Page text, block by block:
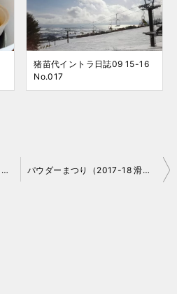
猪苗代イントラ日誌09 15-16
No.017
極寒の 3 日レッスンも終了 イントラ日誌 2017-18 No.13 猪苗代 パウダーまつり（2017-18 滑走日誌 No.07 会津高原高畑スキー場）